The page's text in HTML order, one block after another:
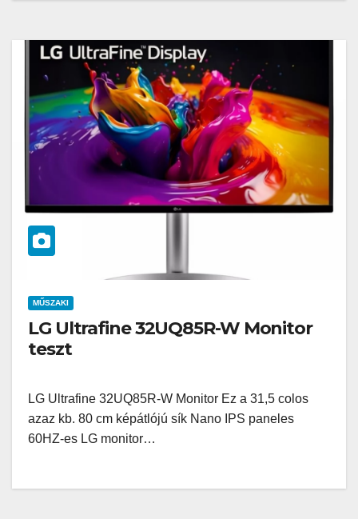
MŰSZAKI
LG Ultrafine 32UQ85R-W Monitor
teszt
LG Ultrafine 32UQ85R-W Monitor Ez a 31,5 colos
azaz kb. 80 cm képátlójú sík Nano IPS paneles
60HZ-es LG monitor…